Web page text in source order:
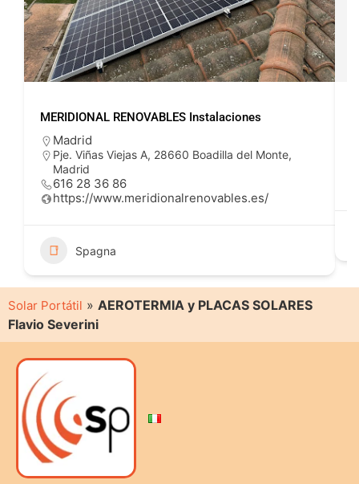
MERIDIONAL RENOVABLES Instalaciones
Madrid
Pje. Viñas Viejas A, 28660 Boadilla del Monte,
Madrid
616 28 36 86
https://www.meridionalrenovables.es/
Spagna
Solar Portátil » AEROTERMIA y PLACAS SOLARES
Flavio Severini